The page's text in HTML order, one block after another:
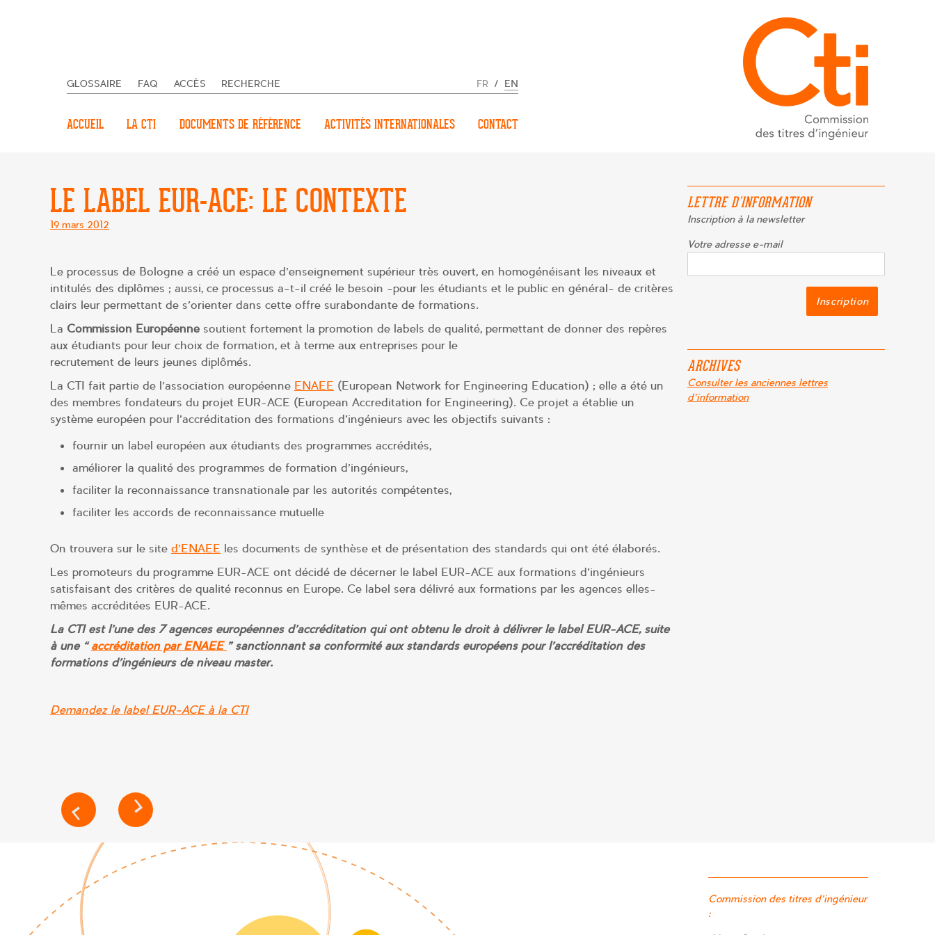
GLOSSAIRE FAQ ACCÈS RECHERCHE FR / EN
ACCUEIL LA CTI DOCUMENTS DE RÉFÉRENCE ACTIVITÉS INTERNATIONALES CONTACT
LE LABEL EUR-ACE: LE CONTEXTE
Posté
19 mars 2012
Le processus de Bologne a créé un espace d’enseignement supérieur très ouvert, en homogénéisant les niveaux et
intitulés des diplômes ; aussi, ce processus a-t-il créé le besoin -pour les étudiants et le public en général- de critères
clairs leur permettant de s’orienter dans cette offre surabondante de formations.
La Commission Européenne soutient fortement la promotion de labels de qualité, permettant de donner des repères
aux étudiants pour leur choix de formation, et à terme aux entreprises pour le
recrutement de leurs jeunes diplômés.
La CTI fait partie de l’association européenne ENAEE (European Network for Engineering Education) ; elle a été un
des membres fondateurs du projet EUR-ACE (European Accreditation for Engineering). Ce projet a établie un
système européen pour l’accréditation des formations d’ingénieurs avec les objectifs suivants :
fournir un label européen aux étudiants des programmes accrédités,
améliorer la qualité des programmes de formation d’ingénieurs,
faciliter la reconnaissance transnationale par les autorités compétentes,
faciliter les accords de reconnaissance mutuelle
On trouvera sur le site d’ENAEE les documents de synthèse et de présentation des standards qui ont été élaborés.
Les promoteurs du programme EUR-ACE ont décidé de décerner le label EUR-ACE aux formations d’ingénieurs
satisfaisant des critères de qualité reconnus en Europe. Ce label sera délivré aux formations par les agences elles-
mêmes accréditées EUR-ACE.
La CTI est l’une des 7 agences européennes d’accréditation qui ont obtenu le droit à délivrer le label EUR-ACE, suite
à une «accréditation par ENAEE » sanctionnant sa conformité aux standards européens pour l’accréditation des
formations d’ingénieurs de niveau master.
Demandez le label EUR-ACE à la CTI
NAVIGATION
DE
L’ARTICLE
LETTRE D’INFORMATION
Inscription à la newsletter
Votre adresse e-mail
ARCHIVES
Consulter les anciennes lettres
d'information
Commission des titres d’ingénieur
: